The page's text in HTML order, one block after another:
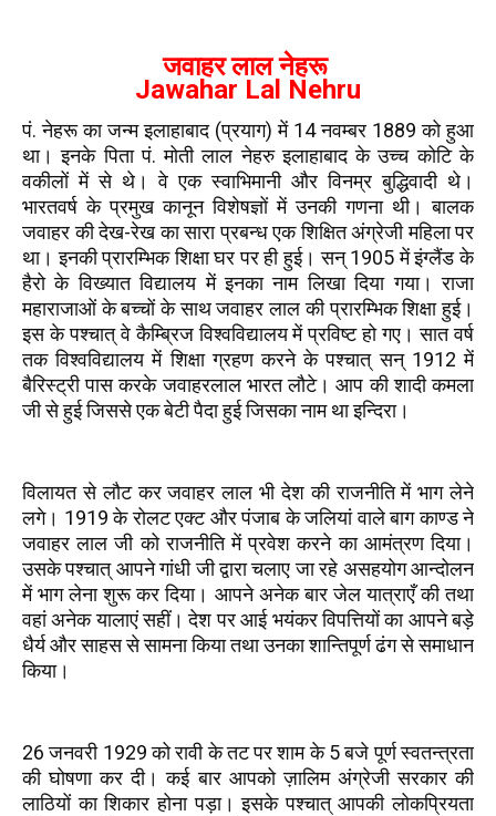
जवाहर लाल नेहरू
Jawahar Lal Nehru
पं. नेहरू का जन्म इलाहाबाद (प्रयाग) में 14 नवम्बर 1889 को हुआ
था। इनके पिता पं. मोती लाल नेहरु इलाहाबाद के उच्च कोटि के
वकीलों में से थे। वे एक स्वाभिमानी और विनम्र बुद्धिवादी थे।
भारतवर्ष के प्रमुख कानून विशेषज्ञों में उनकी गणना थी। बालक
जवाहर की देख-रेख का सारा प्रबन्ध एक शिक्षित अंग्रेजी महिला पर
था। इनकी प्रारम्भिक शिक्षा घर पर ही हुई। सन् 1905 में इंग्लैंड के
हैरो के विख्यात विद्यालय में इनका नाम लिखा दिया गया। राजा
महाराजाओं के बच्चों के साथ जवाहर लाल की प्रारम्भिक शिक्षा हुई।
इस के पश्चात् वे कैम्ब्रिज विश्वविद्यालय में प्रविष्ट हो गए। सात वर्ष
तक विश्वविद्यालय में शिक्षा ग्रहण करने के पश्चात् सन् 1912 में
बैरिस्ट्री पास करके जवाहरलाल भारत लौटे। आप की शादी कमला
जी से हुई जिससे एक बेटी पैदा हुई जिसका नाम था इन्दिरा।
विलायत से लौट कर जवाहर लाल भी देश की राजनीति में भाग लेने
लगे। 1919 के रोलट एक्ट और पंजाब के जलियां वाले बाग काण्ड ने
जवाहर लाल जी को राजनीति में प्रवेश करने का आमंत्रण दिया।
उसके पश्चात् आपने गांधी जी द्वारा चलाए जा रहे असहयोग आन्दोलन
में भाग लेना शुरू कर दिया। आपने अनेक बार जेल यात्राएँ की तथा
वहां अनेक यालाएं सहीं। देश पर आई भयंकर विपत्तियों का आपने बड़े
धैर्य और साहस से सामना किया तथा उनका शान्तिपूर्ण ढंग से समाधान
किया।
26 जनवरी 1929 को रावी के तट पर शाम के 5 बजे पूर्ण स्वतन्त्रता
की घोषणा कर दी। कई बार आपको ज़ालिम अंग्रेजी सरकार की
लाठियों का शिकार होना पड़ा। इसके पश्चात् आपकी लोकप्रियता